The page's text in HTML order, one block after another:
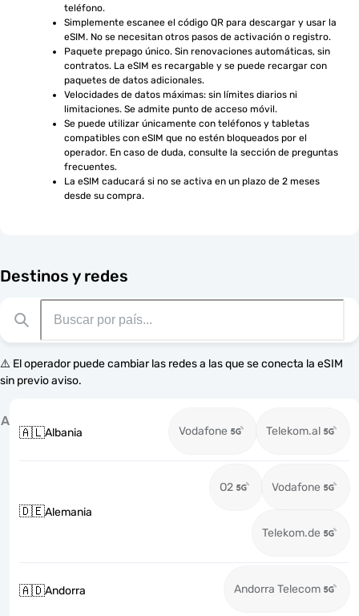
teléfono.
Simplemente escanee el código QR para descargar y usar la
eSIM. No se necesitan otros pasos de activación o registro.
Paquete prepago único. Sin renovaciones automáticas, sin
contratos. La eSIM es recargable y se puede recargar con
paquetes de datos adicionales.
Velocidades de datos máximas: sin límites diarios ni
limitaciones. Se admite punto de acceso móvil.
Se puede utilizar únicamente con teléfonos y tabletas
compatibles con eSIM que no estén bloqueados por el
operador. En caso de duda, consulte la sección de preguntas
frecuentes.
La eSIM caducará si no se activa en un plazo de 2 meses
desde su compra.
Destinos y redes
⚠️ El operador puede cambiar las redes a las que se conecta la eSIM
sin previo aviso.
A
🇦🇱Albania Vodafone Telekom.al
🇩🇪Alemania
O2 Vodafone
Telekom.de
🇦🇩Andorra Andorra Telecom